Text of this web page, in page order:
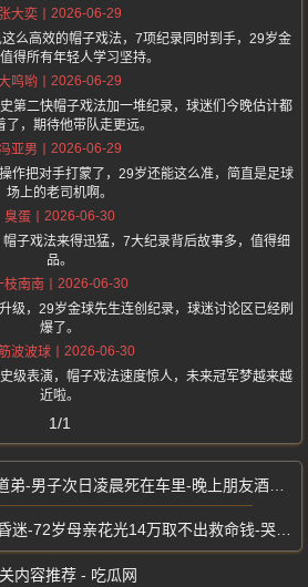
张大奕
2026-06-29
么高效的帽子戏法，7项纪录同时到手，29岁金
得所有年轻人学习坚持。
呜哟
2026-06-29
第二快帽子戏法加一堆纪录，球迷们今晚估计都
了，期待他带队走更远。
亚男
2026-06-29
作把对手打蒙了，29岁还能这么准，简直是足球
场上的老司机啊。
臭蛋
2026-06-30
子戏法来得迅猛，7大纪录背后故事多，值得细
品。
枝南南
2026-06-30
级，29岁金球先生连创纪录，球迷讨论区已经刷
爆了。
波波球
2026-06-30
级表演，帽子戏法速度惊人，未来冠军梦越来越
近啦。
1/1
-男子次日凌晨死在车里-晚上朋友酒瓶砸头
-72岁母亲花光14万取不出救命钱-哭求监护无门
内容推荐 - 吃瓜网